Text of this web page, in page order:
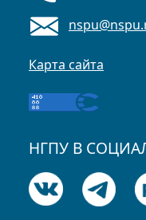
Карта сайта
НГПУ В